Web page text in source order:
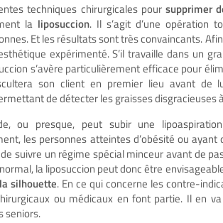
techniques chirurgicales pour supprimer
la liposuccion. Il s’agit d’une opération
Et les résultats sont très convaincants.
expérimenté. S’il travaille dans un
s’avère particulièrement efficace pour
son client en premier lieu avant de
de détecter les graisses disgracieuses
ou presque, peut subir une
les personnes atteintes d’obésité ou
suivre un régime spécial minceur avant de
la liposuccion peut donc être
silhouette. En ce qui concerne les contre-
ou médicaux en font partie. Il en
seniors.